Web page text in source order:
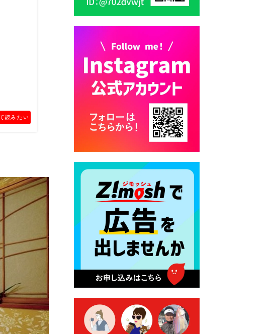
読みたい
2026年7月28日 令和8年度
京築地区水道企業団職員採用
試験（募集）
2026年7月27日 マイナンバー
カード交付に伴う休日および
平日夜間開庁の案内
2026年7月22日 令和８年度
「こども文化パスポート事
2026年7月21日 卜仙の郷 お
盆期間の営業時間のお知らせ
2026年7月17日 バス経路検索
のご利用案内
2026年7月10日 台湾伝統音楽
団体 「北埔八音団・楽善軒」
公演開催のお知らせ
ンディング型ふるさと納税の
実施について
2026年7月9日 農地法等に係
る各種申請に係る登記事項証
明書の添付省略について